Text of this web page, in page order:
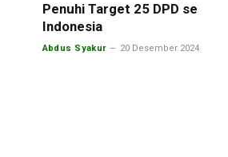
Penuhi Target 25 DPD se
Indonesia
Abdus Syakur 20 Desember 2024